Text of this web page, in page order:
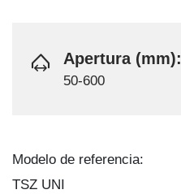
Apertura (mm):
50-600
Modelo de referencia:
TSZ UNI